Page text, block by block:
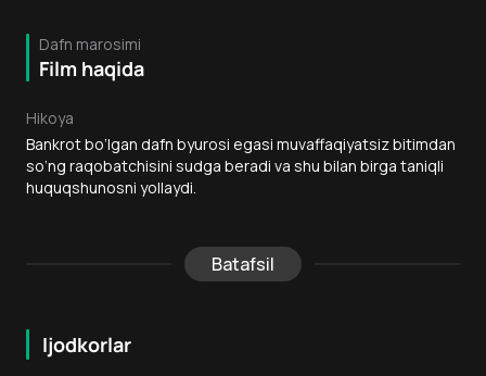
Dafn marosimi
Film haqida
Hikoya
Bankrot bo‘lgan dafn byurosi egasi muvaffaqiyatsiz bitimdan
so‘ng raqobatchisini sudga beradi va shu bilan birga taniqli
huquqshunosni yollaydi.
Batafsil
Ijodkorlar